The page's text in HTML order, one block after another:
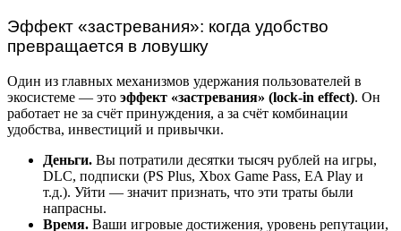
Эффект «застревания»: когда удобство
превращается в ловушку
Один из главных механизмов удержания пользователей в
экосистеме — это эффект «застревания» (lock-in effect). Он
работает не за счёт принуждения, а за счёт комбинации
удобства, инвестиций и привычки.
Деньги. Вы потратили десятки тысяч рублей на игры,
DLC, подписки (PS Plus, Xbox Game Pass, EA Play и
т.д.). Уйти — значит признать, что эти траты были
напрасны.
Время. Ваши игровые достижения, уровень репутации,